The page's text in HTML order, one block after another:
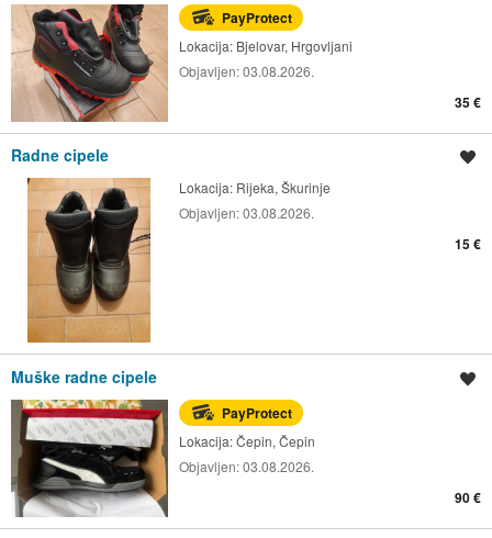
PayProtect
Lokacija: Bjelovar, Hrgovljani
Objavljen:03.08.2026.
35 €
Radne cipele
Lokacija: Rijeka, Škurinje
Objavljen:03.08.2026.
15 €
Muške radne cipele
PayProtect
Lokacija:Čepin, Čepin
Objavljen:03.08.2026.
90 €